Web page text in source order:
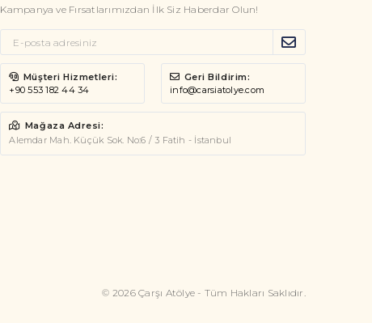
Kampanya ve Fırsatlarımızdan İlk Siz Haberdar Olun!
Müşteri Hizmetleri:
+90 553 182 44 34
Geri Bildirim:
info@carsiatolye.com
Mağaza Adresi:
Alemdar Mah. Küçük Sok. No:6 / 3 Fatih - İstanbul
© 2026 Çarşı Atölye - Tüm Hakları Saklıdır.